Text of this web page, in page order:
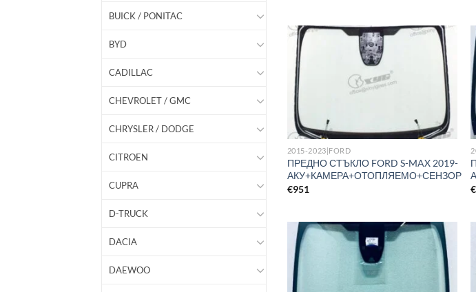
BUICK / PONITAC
BYD
CADILLAC
CHEVROLET / GMC
CHRYSLER / DODGE
CITROEN
CUPRA
D-TRUCK
DACIA
DAEWOO
2015-2023|FORD
ПРЕДНО СТЪКЛО FORD S-MAX 2019-
АКУ+КАМЕРА+ОТОПЛЯЕМО+СЕНЗОР
€951
€